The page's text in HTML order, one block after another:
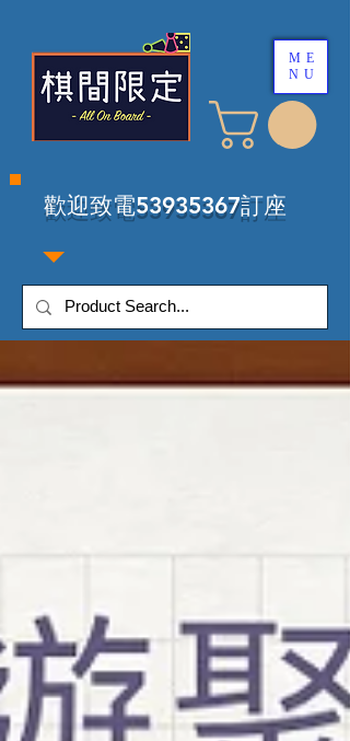
​歡迎致電53935367訂座
ME
NU